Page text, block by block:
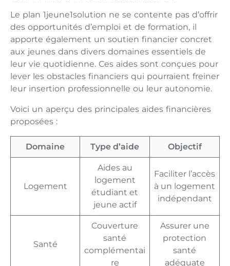
Le plan 1jeune1solution ne se contente pas d’offrir
des opportunités d’emploi et de formation, il
apporte également un soutien financier concret
aux jeunes dans divers domaines essentiels de
leur vie quotidienne. Ces aides sont conçues pour
lever les obstacles financiers qui pourraient freiner
leur insertion professionnelle ou leur autonomie.
Voici un aperçu des principales aides financières
proposées :
Domaine Type d’aide Objectif
Logement
Aides au
logement
étudiant et
jeune actif
Faciliter l’accès
à un logement
indépendant
Santé
Couverture
santé
complémentai
re
Assurer une
protection
santé
adéquate